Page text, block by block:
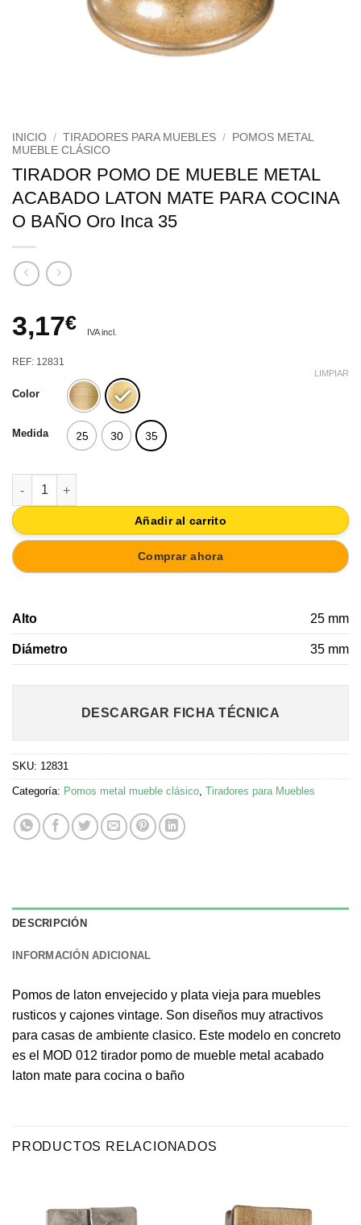
INICIO / TIRADORES PARA MUEBLES /
POMOS METAL
MUEBLE CLÁSICO
TIRADOR POMO DE MUEBLE METAL
ACABADO LATON MATE PARA COCINA
O BAÑO Oro Inca 35
3,17€ IVA incl.
REF: 12831
Color
Medida 25 30 35
LIMPIAR
TIRADOR POMO DE MUEBLE METAL ACABADO LATON MATE
Añadir al carrito
Comprar ahora
Alto 25 mm
Diámetro 35 mm
DESCARGAR FICHA TÉCNICA
SKU: 12831
Categoría: Pomos metal mueble clásico Tiradores para Muebles
DESCRIPCIÓN
INFORMACIÓN ADICIONAL
Pomos de laton envejecido y plata vieja para muebles
rusticos y cajones vintage. Son diseños muy atractivos
para casas de ambiente clasico. Este modelo en concreto
es el MOD 012 tirador pomo de mueble metal acabado
laton mate para cocina o baño
PRODUCTOS RELACIONADOS